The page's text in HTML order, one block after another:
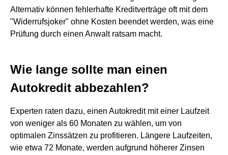
Alternativ können fehlerhafte Kreditverträge oft mit dem
"Widerrufsjoker" ohne Kosten beendet werden, was eine
Prüfung durch einen Anwalt ratsam macht.
Wie lange sollte man einen
Autokredit abbezahlen?
Experten raten dazu, einen Autokredit mit einer Laufzeit
von weniger als 60 Monaten zu wählen, um von
optimalen Zinssätzen zu profitieren. Längere Laufzeiten,
wie etwa 72 Monate, werden aufgrund höherer Zinsen